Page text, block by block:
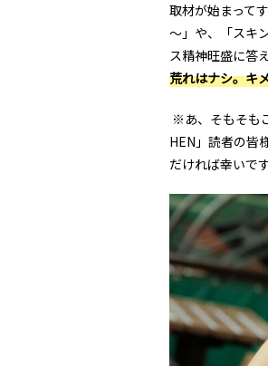
取材が始まって
～」や、「スキ
ス精神旺盛に答
荒れはナシ。キ
※あ、そもそも
HEN 」読者の皆
だければ幸いです